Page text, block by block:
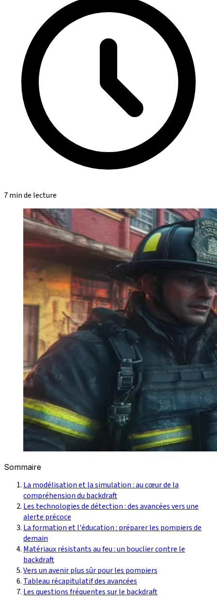
7 min de lecture
Sommaire
La modélisation et la simulation : au cœur de la
compréhension du backdraft
Les technologies de détection : des avancées vers une
alerte précoce
La formation et l'éducation : préparer les pompiers de
demain
Matériaux résistants au feu : un bouclier contre le
backdraft
Vers un avenir plus sûr pour les pompiers
Tableau récapitulatif des avancées
Les questions fréquentes sur le backdraft